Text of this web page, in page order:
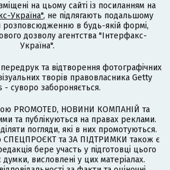
на цьому сайті із посиланням на
Україна", не підлягають подальшому
розповсюдженню в будь-якій формі,
дозволу агентства "Інтерфакс-
Україна".
та відтворення фотографічних
творів правовласника Getty
- суворо забороняється.
PROMOTED, НОВИНИ КОМПАНІЙ та
та публікуються на правах реклами.
погляди, які в них промотуються.
СПЕЦПРОЄКТ та ЗА ПІДТРИМКИ також є
бере участь у підготовці цього
думки, висловлені у цих матеріалах.